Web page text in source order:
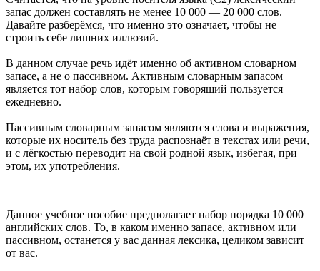
запас должен составлять не менее 10 000 — 20 000 слов.
Давайте разберёмся, что именно это означает, чтобы не
строить себе лишних иллюзий.
В данном случае речь идёт именно об активном словарном
запасе, а не о пассивном. Активным словарным запасом
является тот набор слов, которым говорящий пользуется
ежедневно.
Пассивным словарным запасом являются слова и выражения,
которые их носитель без труда распознаёт в текстах или речи,
и с лёгкостью переводит на свой родной язык, избегая, при
этом, их употребления.
Данное учебное пособие предполагает набор порядка 10 000
английских слов. То, в каком именно запасе, активном или
пассивном, останется у вас данная лексика, целиком зависит
от вас.